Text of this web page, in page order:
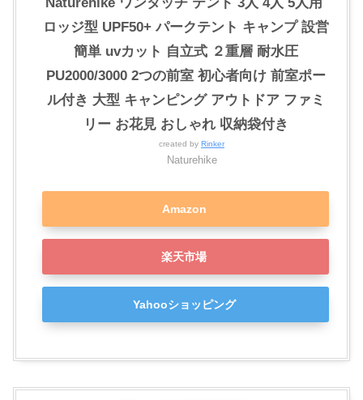
ロッジ型 UPF50+ パークテント キャンプ 設営
簡単 uvカット 自立式 ２重層 耐水圧
PU2000/3000 2つの前室 初心者向け 前室ポー
ル付き 大型 キャンピング アウトドア ファミ
リー お花見 おしゃれ 収納袋付き
created by Rinker
Naturehike
Amazon
楽天市場
Yahooショッピング